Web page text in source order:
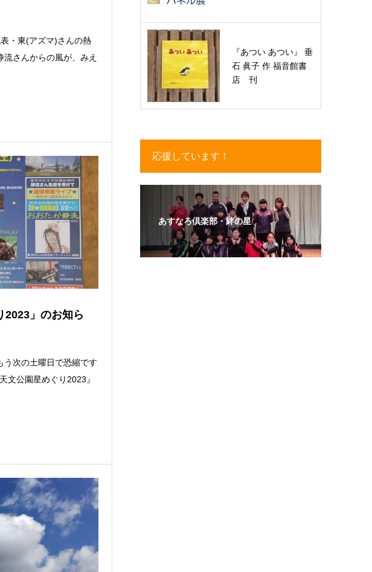
・東(アズマ)さんの熱
さんからの風が、みえ
2023」のお知ら
う次の土曜日で恐縮です
文公園星めぐり2023』
『あつい あつい』 垂
石 眞子 作 福音館書
店 刊
応援しています！
あすなろ倶楽部・絆の星